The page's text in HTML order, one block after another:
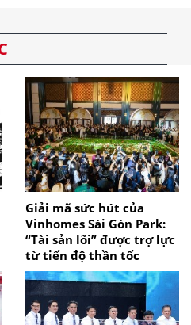
Giải mã sức hút của
Vinhomes Sài Gòn Park:
“Tài sản lõi” được trợ lực
từ tiến độ thần tốc